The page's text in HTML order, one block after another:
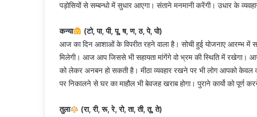
पड़ोसियों से सम्बन्धो में सुधार आएगा। संताने मनमानी करेंगी। उधार के
कन्या
(टो, पा, पी, पू, ष, ण, ठ, पे, पो)
आज का दिन आशाओं के विपरीत रहने वाला है। सोची हुई योजनाए आरम्भ में
मिलेगी। आज आप जिससे भी सहायता मांगेंगे वो भ्रम की स्थिति में रखेगा।
को लेकर अनबन हो सकती है। मीठा व्यवहार रखने पर भी लोग आपको केवल
पर निकालने से घर का माहौल भी बेवजह खराब होगा। पुराने कार्यो को पूर्ण
तुला
(रा, री, रू, रे, रो, ता, ती, तू, ते)